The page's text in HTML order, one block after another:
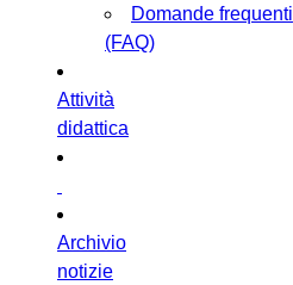
Domande frequenti
(FAQ)
Attività
didattica
Archivio
notizie